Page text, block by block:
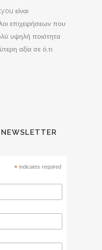
είναι
επιχειρήσεων που
υψηλή ποιότητα
αξία σε ό,τι
* indicates required